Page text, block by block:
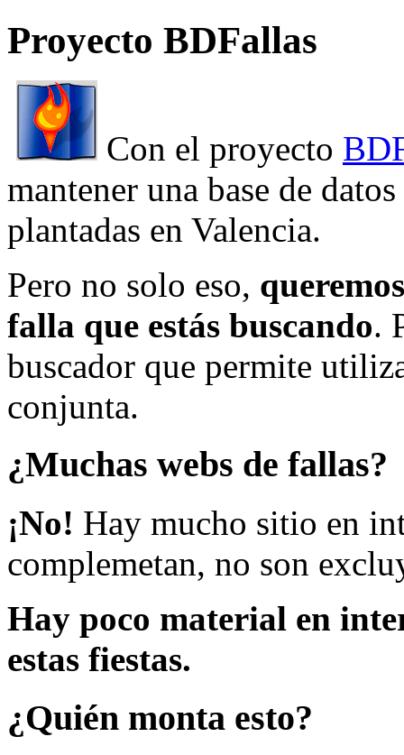
Proyecto BDFallas
Con el proyecto
mantener una base de
plantadas en Valencia.
Pero no solo eso,
falla que estás buscando.
buscador que permite
conjunta.
¿Muchas webs de fallas?
¡No! Hay mucho sitio en
complemetan, no son
Hay poco material en
estas fiestas.
¿Quién monta esto?